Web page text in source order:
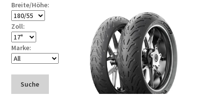
Breite/Höhe:
Zoll:
Marke:
Suche